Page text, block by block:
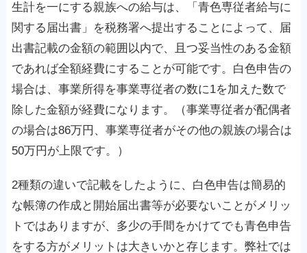
生計を一にする親族への給与は、「青色専従者給与に
関する届出書」を税務署へ提出することによって、届
出書記載の金額の範囲以内で、且つ妥当性のある金額
であれば全額経費にすることが可能です。白色申告の
場合は、事業所得を事業専従者の数に1を加えた数で
除した金額が経費になります。（事業専従者が配偶者
の場合は86万円、事業専従者がその他の親族の場合は
50万円が上限です。）
2種類の違いで記載をしたように、白色申告は簡易的
な帳簿の作成と開始届出書等が必要ないことがメリッ
トではありますが、多少の手間をかけてでも青色申告
をする方がメリットは大きいかと存じます。弊社では